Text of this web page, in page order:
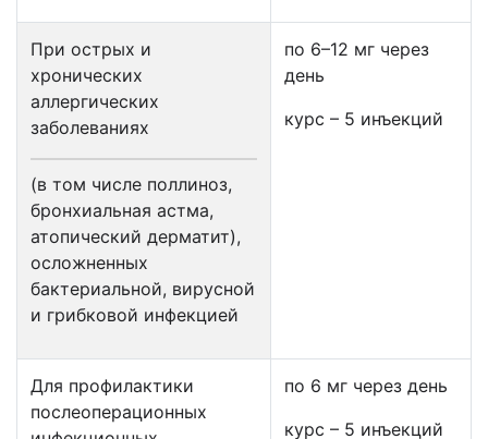
При острых и
хронических
аллергических
заболеваниях
(в том числе поллиноз,
бронхиальная астма,
атопический дерматит),
осложненных
бактериальной, вирусной
и грибковой инфекцией
по 6–12 мг через
день
курс – 5 инъекций
Для профилактики
послеоперационных
по 6 мг через день
курс – 5 инъекций